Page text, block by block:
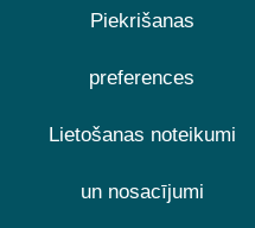
Piekrišanas
preferences
Lietošanas noteikumi
un nosacījumi